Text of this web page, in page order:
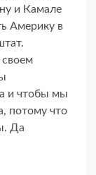
и Камале
Америку в
и чтобы мы
потому что
Да